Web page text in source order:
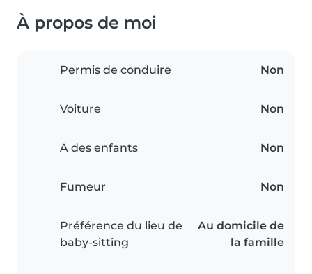
À propos de moi
Permis de conduire Non
Voiture Non
A des enfants Non
Fumeur Non
Préférence du lieu de
baby-sitting
Au domicile de
la famille